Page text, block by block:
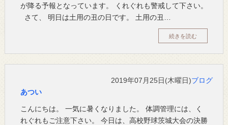
が降る予報となっています。 くれぐれも警戒して下さい。
さて、 明日は土用の丑の日です。 土用の丑…
続きを読む
2019年07月25日(木曜日)ブログ
あつい
こんにちは。 一気に暑くなりました。 体調管理には、く
れぐれもご注意下さい。 今日は、高校野球茨城大会の決勝